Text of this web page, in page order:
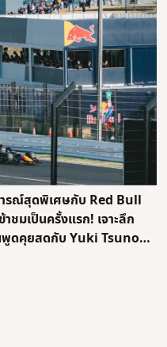
ารณ์สุดพิเศษกับ Red Bull
ชมเป็นครั้งแรก! เจาะลึก
ดคุยสดกับ Yuki Tsunoda